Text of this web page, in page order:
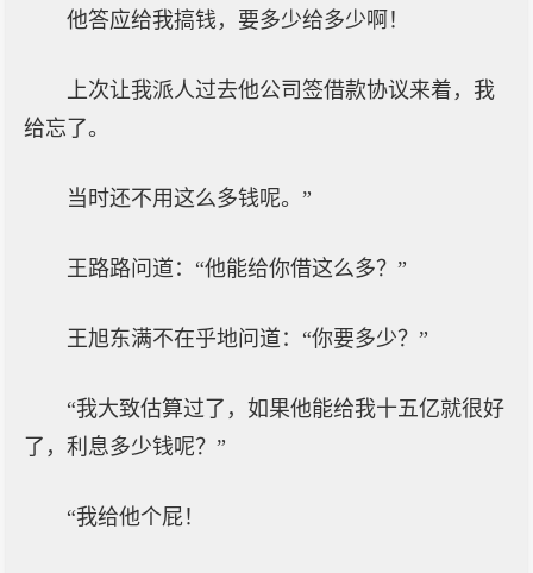
他答应给我搞钱，要多少给多少啊！
上次让我派人过去他公司签借款协议来着，我
给忘了。
当时还不用这么多钱呢。”
王路路问道：“他能给你借这么多？”
王旭东满不在乎地问道：“你要多少？”
“我大致估算过了，如果他能给我十五亿就很好
了，利息多少钱呢？”
“我给他个屁！